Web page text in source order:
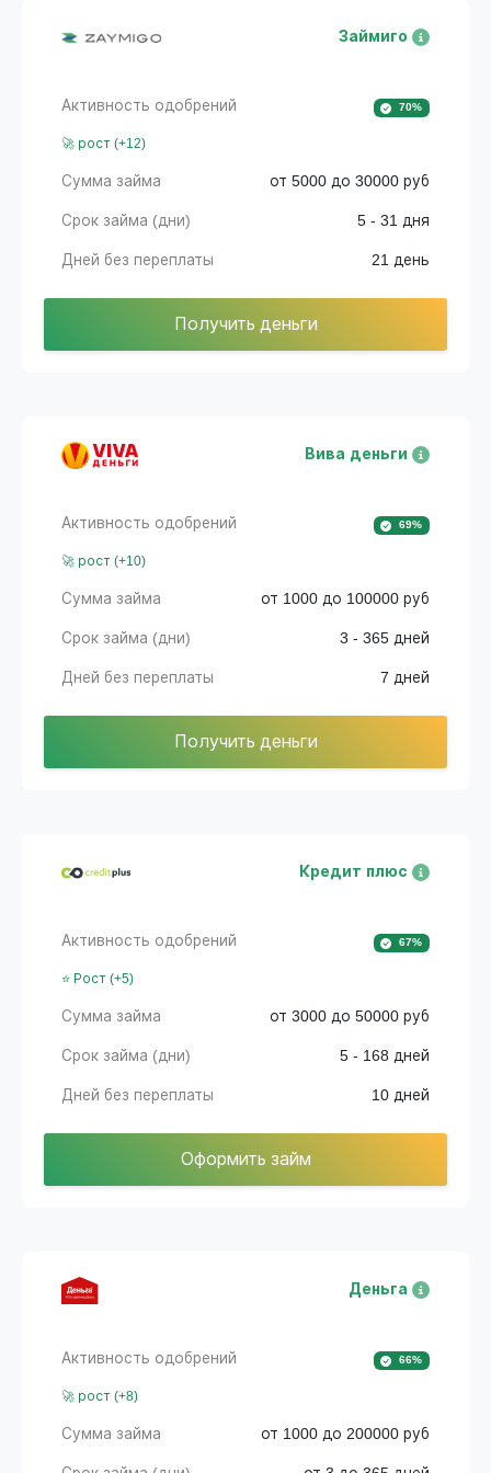
Займиго
Активность одобрений 70%
🚀 рост (+12)
Сумма займа от 5000 до 30000 руб
Срок займа (дни) 5 - 31 дня
Дней без переплаты 21 день
Получить деньги
Вива деньги
Активность одобрений 69%
🚀 рост (+10)
Сумма займа от 1000 до 100000 руб
Срок займа (дни) 3 - 365 дней
Дней без переплаты 7 дней
Получить деньги
Кредит плюс
Активность одобрений 67%
⭐ Рост (+5)
Сумма займа от 3000 до 50000 руб
Срок займа (дни) 5 - 168 дней
Дней без переплаты 10 дней
Оформить займ
Деньга
Активность одобрений 66%
🚀 рост (+8)
Сумма займа от 1000 до 200000 руб